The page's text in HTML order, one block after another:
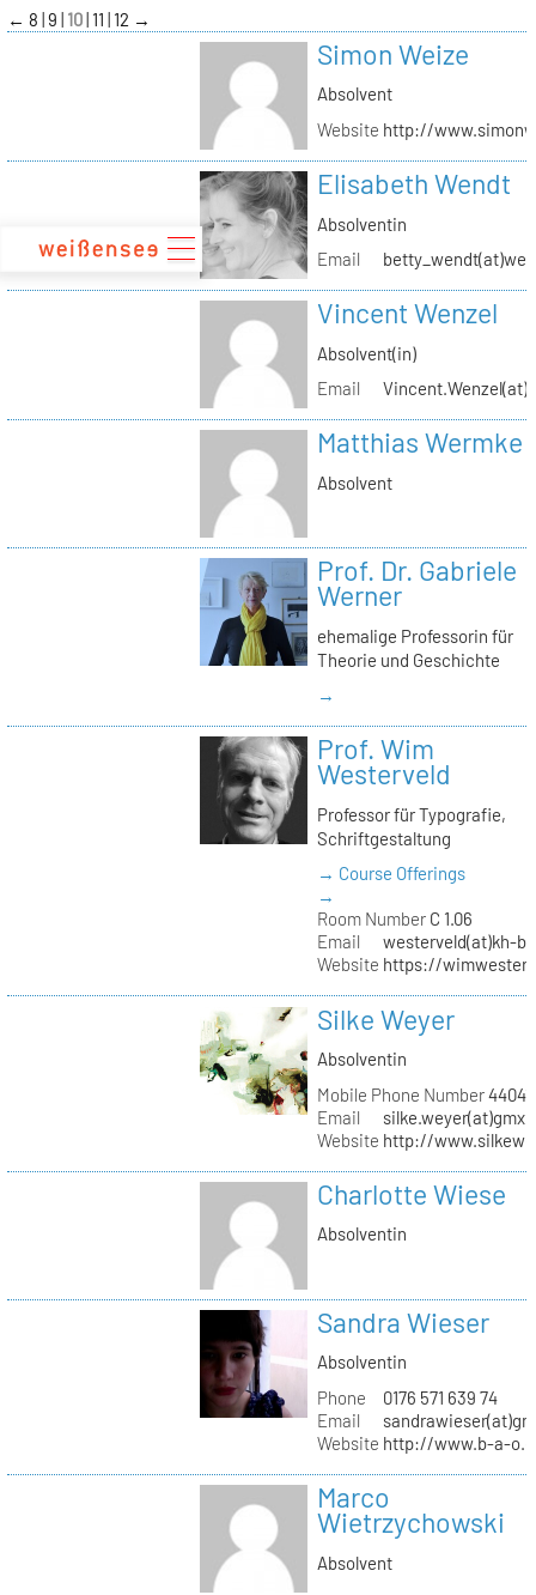
zum
Inhalt
← 8 9 10 11 12 →
Simon Weize
Absolvent
Website http://
Elisabeth Wendt
Absolventin
Email
Vincent Wenzel
Absolvent(in)
Email
Matthias Wermke
Absolvent
Prof. Dr. Gabriele
Werner
ehemalige Professorin für
Theorie und Geschichte
→
Prof. Wim
Westerveld
Professor für Typografie,
Schriftgestaltung
→ Course Offerings
→
Room NumberC 1.06
Email
westerveld(at)kh-
Website https://
Silke Weyer
Absolventin
Mobile Phone Number
Email
Website http://
Charlotte Wiese
Absolventin
Sandra Wieser
Absolventin
Phone
0176 571 639 74
Email
Website http://www.b-a-
Marco
Wietrzychowski
Absolvent